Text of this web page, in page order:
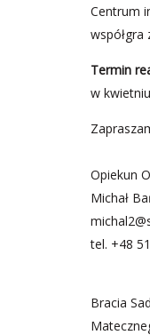
Centrum
współgra
Termin
w
Opiekun
Michał
tel. +48
Bracia